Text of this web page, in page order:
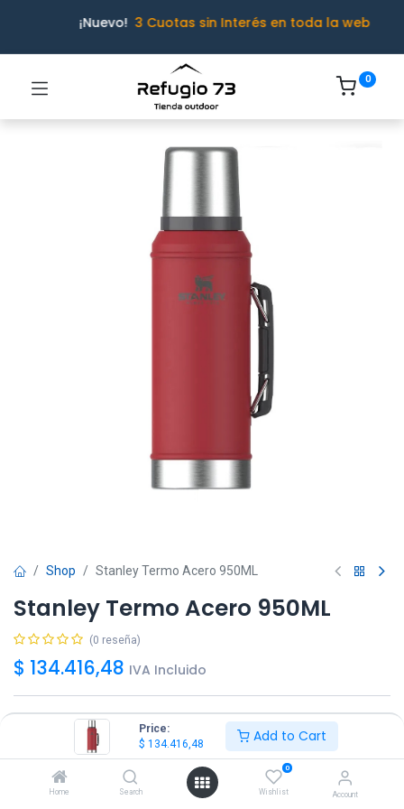
Price:
$ 134.416,48 Add to Cart
Home Search
0
Wishlist Account
¡Nuevo! 3 Cuotas sin Interés en toda la web
0
Shop Stanley Termo Acero 950ML
Stanley Termo Acero 950ML
(0 reseña)
$ 134.416,48 IVA Incluido
Color
No disponible